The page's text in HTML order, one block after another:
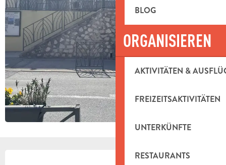
BLOG
ORGANISIEREN
AKTIVITÄTEN &
FREIZEITSAKTIVITÄTEN
UNTERKÜNFTE
RESTAURANTS
ÖFFNUNGSZEITEN &